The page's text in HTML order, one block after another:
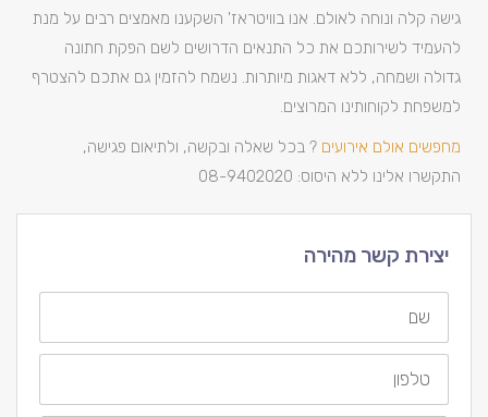
גישה קלה ונוחה לאולם. אנו בוויטראז' השקענו מאמצים רבים על מנת
להעמיד לשירותכם את כל התנאים הדרושים לשם הפקת חתונה
גדולה ושמחה, ללא דאגות מיותרות. נשמח להזמין גם אתכם להצטרף
למשפחת לקוחותינו המרוצים.
מחפשים אולם אירועים ? בכל שאלה ובקשה, ולתיאום פגישה,
התקשרו אלינו ללא היסוס: 08-9402020
יצירת קשר מהירה
שם
טלפון